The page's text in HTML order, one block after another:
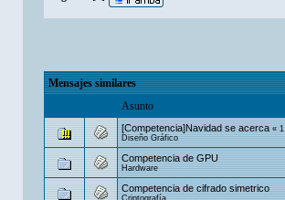
Mensajes similares
Asunto
[Competencia]Navidad se acerca «1
Diseño Gráfico
Competencia de GPU
Hardware
Competencia de cifrado simetrico
Criptografía